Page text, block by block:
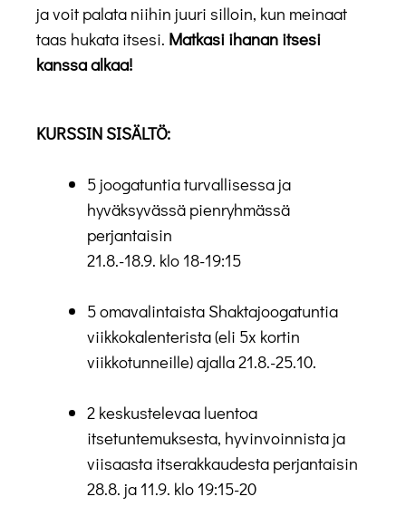
ja voit palata niihin juuri silloin, kun meinaat
taas hukata itsesi. Matkasi ihanan itsesi
kanssa alkaa!
KURSSIN SISÄLTÖ:
5 joogatuntia turvallisessa ja
hyväksyvässä pienryhmässä
perjantaisin
21.8.-18.9. klo 18-19:15
5 omavalintaista Shaktajoogatuntia
viikkokalenterista (eli 5x kortin
viikkotunneille) ajalla 21.8.-25.10.
2 keskustelevaa luentoa
itsetuntemuksesta, hyvinvoinnista ja
viisaasta itserakkaudesta perjantaisin
28.8. ja 11.9. klo 19:15-20